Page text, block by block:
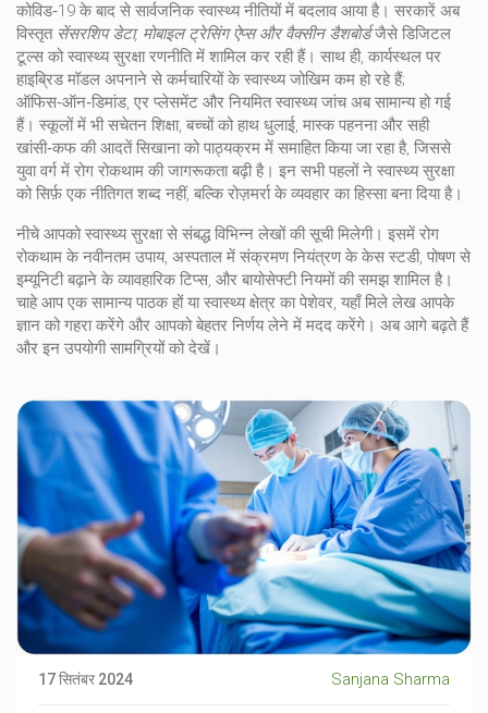
कोविड‑19 के बाद से सार्वजनिक स्वास्थ्य नीतियों में बदलाव आया है। सरकारें अब
विस्तृत सेंसरशिप डेटा, मोबाइल ट्रेसिंग ऐप्स और वैक्सीन डैशबोर्डजैसे डिजिटल
टूल्स को स्वास्थ्य सुरक्षा रणनीति में शामिल कर रही हैं। साथ ही, कार्यस्थल पर
हाइब्रिड मॉडल अपनाने से कर्मचारियों के स्वास्थ्य जोखिम कम हो रहे हैं;
ऑफिस‑ऑन‑डिमांड, एर प्लेसमेंट और नियमित स्वास्थ्य जांच अब सामान्य हो गई
हैं। स्कूलों में भीसचेतन शिक्षा, बच्चों को हाथ धुलाई, मास्क पहनना और सही
खांसी‑कफ की आदतें सिखानाको पाठ्यक्रम में समाहित किया जा रहा है, जिससे
युवा वर्ग में रोग रोकथाम की जागरूकता बढ़ी है। इन सभी पहलों ने स्वास्थ्य सुरक्षा
को सिर्फ़ एक नीतिगत शब्द नहीं, बल्कि रोज़मर्रा के व्यवहार का हिस्सा बना दिया है।
नीचे आपको स्वास्थ्य सुरक्षा से संबद्ध विभिन्न लेखों की सूची मिलेगी। इसमें रोग
रोकथाम के नवीनतम उपाय, अस्पताल में संक्रमण नियंत्रण के केस स्टडी, पोषण से
इम्यूनिटी बढ़ाने के व्यावहारिक टिप्स, और बायोसेफ्टी नियमों की समझ शामिल है।
चाहे आप एक सामान्य पाठक हों या स्वास्थ्य क्षेत्र का पेशेवर, यहाँ मिले लेख आपके
ज्ञान को गहरा करेंगे और आपको बेहतर निर्णय लेने में मदद करेंगे। अब आगे बढ़ते हैं
और इन उपयोगी सामग्रियों को देखें।
17 सितंबर 2024 Sanjana Sharma